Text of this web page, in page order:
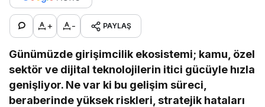
+ - PAYLAŞ
Günümüzde girişimcilik ekosistemi; kamu, özel
sektör ve dijital teknolojilerin itici gücüyle hızla
genişliyor. Ne var ki bu gelişim süreci,
beraberinde yüksek riskleri, stratejik hataları